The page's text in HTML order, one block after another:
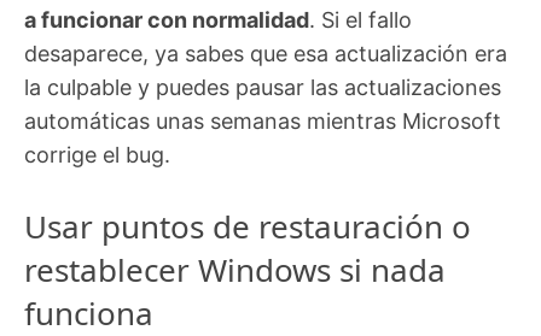
a funcionar con normalidad. Si el fallo
desaparece, ya sabes que esa actualización era
la culpable y puedes pausar las actualizaciones
automáticas unas semanas mientras Microsoft
corrige el bug.
Usar puntos de restauración o
restablecer Windows si nada
funciona